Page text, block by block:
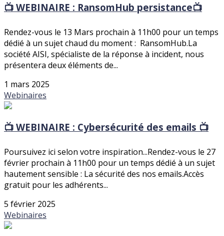
📺 WEBINAIRE : RansomHub persistance📺
Rendez-vous le 13 Mars prochain à 11h00 pour un temps
dédié à un sujet chaud du moment : RansomHub.La
société AISI, spécialiste de la réponse à incident, nous
présentera deux éléments de...
1 mars 2025
Webinaires
📺 WEBINAIRE : Cybersécurité des emails 📺
Poursuivez ici selon votre inspiration...Rendez-vous le 27
février prochain à 11h00 pour un temps dédié à un sujet
hautement sensible : La sécurité des nos emails.Accès
gratuit pour les adhérents...
5 février 2025
Webinaires